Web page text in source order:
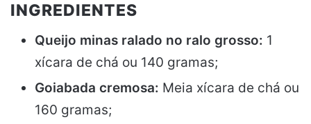
INGREDIENTES
Queijo minas ralado no ralo grosso: 1
xícara de chá ou 140 gramas;
Goiabada cremosa: Meia xícara de chá ou
160 gramas;